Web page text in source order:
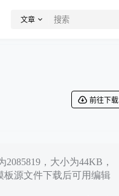
文章
前往下载
，大小为44KB，
板源文件下载后可用编辑